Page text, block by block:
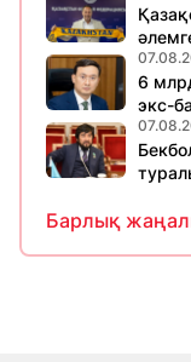
6
экс-
Барлық